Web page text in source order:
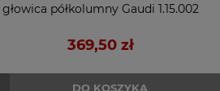
głowica półkolumny Gaudi 1.15.002
369,50 zł
DO KOSZYKA